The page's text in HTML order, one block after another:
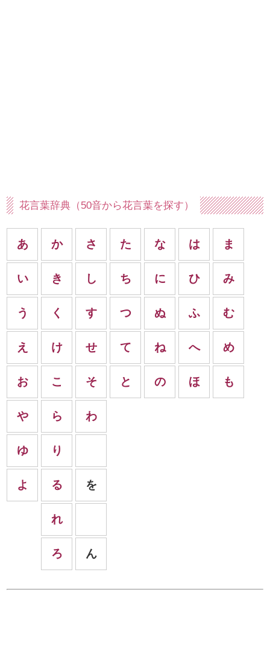
花言葉辞典（50音から花言葉を探す）
あ
い
う
え
お
か
き
く
け
こ
さ
し
す
せ
そ
た
ち
つ
て
と
な
に
ぬ
ね
の
は
ひ
ふ
へ
ほ
ま
み
む
め
も
や
ゆ
よ
ら
り
る
れ
ろ
わ
を
ん